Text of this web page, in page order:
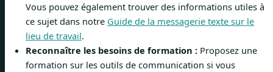
Vous pouvez également trouver des informations utiles à
ce sujet dans notre Guide de la messagerie texte sur le
lieu de travail.
Reconnaître les besoins de formation : Proposez une
formation sur les outils de communication si vous